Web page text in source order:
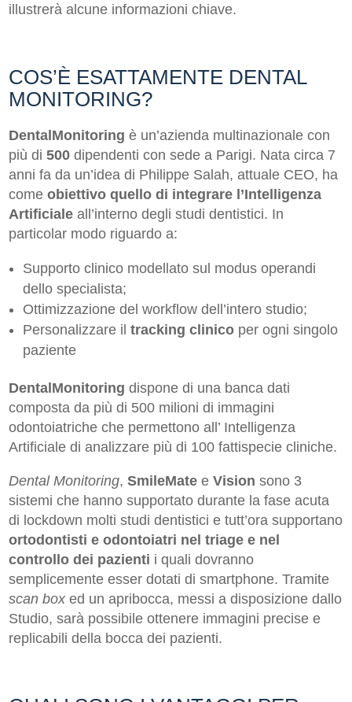
illustrerà alcune informazioni chiave.
COS’È ESATTAMENTE DENTAL
MONITORING?
DentalMonitoring è un’azienda multinazionale con
più di500dipendenti con sede a Parigi. Nata circa 7
anni fa da un’idea di Philippe Salah, attuale CEO, ha
comeobiettivo quello di integrare l’Intelligenza
Artificiale all’interno degli studi dentistici. In
particolar modo riguardo a:
Supporto clinico modellato sul modus operandi
dello specialista;
Ottimizzazione del workflow dell’intero studio;
Personalizzare iltracking clinico per ogni singolo
paziente
DentalMonitoring dispone di una banca dati
composta da più di 500 milioni di immagini
odontoiatriche che permettono all’ Intelligenza
Artificiale di analizzare più di 100 fattispecie cliniche.
Dental Monitoring,SmileMate eVision sono 3
sistemi che hanno supportato durante la fase acuta
di lockdown molti studi dentistici e tutt’ora supportano
ortodontisti e odontoiatri nel triage e nel
controllo dei pazienti i quali dovranno
semplicemente esser dotati di smartphone. Tramite
scan boxed un apribocca, messi a disposizione dallo
Studio, sarà possibile ottenere immagini precise e
replicabili della bocca dei pazienti.